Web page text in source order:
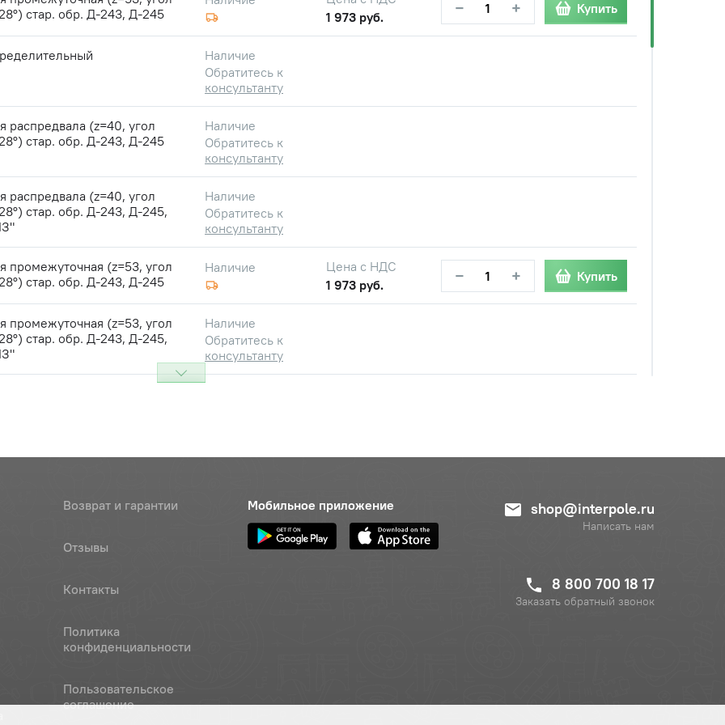
стар. обр. Д-243, Д-245
1 973 руб.
− + Купить
Наличие
Обратитесь к
консультанту
распредвала (z=40, угол
стар. обр. Д-243, Д-245
Наличие
Обратитесь к
консультанту
распредвала (z=40, угол
стар. обр. Д-243, Д-245,
Наличие
Обратитесь к
консультанту
промежуточная (z=53, угол
стар. обр. Д-243, Д-245
Наличие
Цена с НДС
1 973 руб.
− + Купить
промежуточная (z=53, угол
стар. обр. Д-243, Д-245,
Наличие
Обратитесь к
консультанту
Обратитесь к
Возврат и гарантии
Отзывы
Контакты
Политика
конфиденциальности
Пользовательское
соглашение
Мобильное приложение shop@interpole.ru
Написать нам
8 800 700 18 17
Заказать обратный звонок